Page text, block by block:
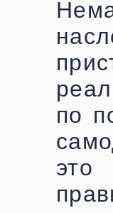
по
это